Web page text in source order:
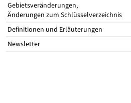
Gebietsveränderungen,
Änderungen zum Schlüsselverzeichnis
Definitionen und Erläuterungen
Newsletter